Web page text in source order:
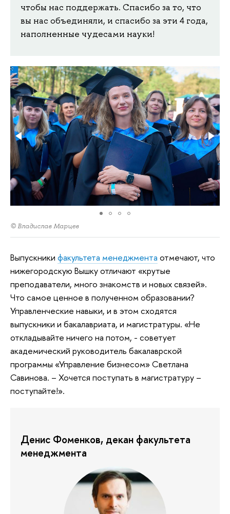
чтобы нас поддержать. Спасибо за то, что
вы нас объединяли, и спасибо за эти 4 года,
наполненные чудесами науки!
© Владислав Марцев
Выпускники факультета менеджмента отмечают, что
нижегородскую Вышку отличают «крутые
преподаватели, много знакомств и новых связей».
Что самое ценное в полученном образовании?
Управленческие навыки, и в этом сходятся
выпускники и бакалавриата, и магистратуры. «Не
откладывайте ничего на потом, - советует
академический руководитель бакалаврской
программы «Управление бизнесом» Светлана
Савинова. – Хочется поступать в магистратуру –
поступайте!».
Денис Фоменков, декан факультета
менеджмента